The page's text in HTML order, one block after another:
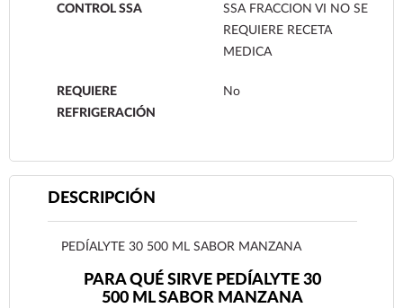
CONTROL SSA
SSA FRACCION VI NO SE
REQUIERE RECETA
MEDICA
REQUIERE
REFRIGERACIÓN
No
DESCRIPCIÓN
PEDÍALYTE 30 500 ML SABOR MANZANA
PARA QUÉ SIRVE PEDÍALYTE 30
500 ML SABOR MANZANA